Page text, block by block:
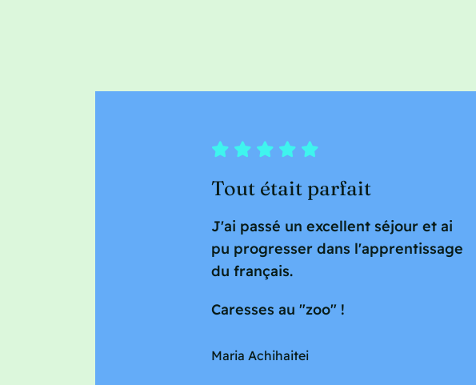
Tout était parfait
J'ai passé un excellent séjour et ai
pu progresser dans l'apprentissage
du français.
Caresses au "zoo" !
Maria Achihaitei